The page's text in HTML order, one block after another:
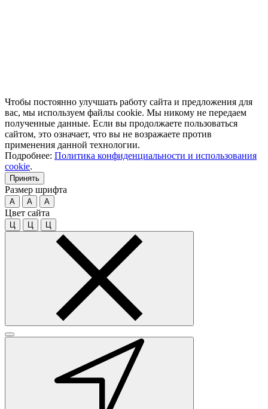
Чтобы постоянно улучшать работу сайта и предложения для
вас, мы используем файлы cookie. Мы никому не передаем
полученные данные. Если вы продолжаете пользоваться
сайтом, это означает, что вы не возражаете против
применения данной технологии.
Подробнее: Политика конфиденциальности и использования
cookie.
Принять
Размер шрифта
A A A
Цвет сайта
Ц Ц Ц